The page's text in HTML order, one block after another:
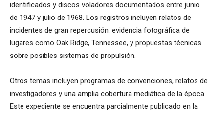
identificados y discos voladores documentados entre junio
de 1947 y julio de 1968. Los registros incluyen relatos de
incidentes de gran repercusión, evidencia fotográfica de
lugares como Oak Ridge, Tennessee, y propuestas técnicas
sobre posibles sistemas de propulsión.
Otros temas incluyen programas de convenciones, relatos de
investigadores y una amplia cobertura mediática de la época.
Este expediente se encuentra parcialmente publicado en la